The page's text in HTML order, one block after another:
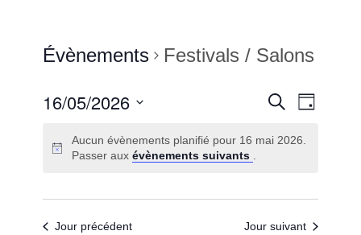
Évènements Festivals / Salons
vues
Recherche
de
Jour
16/05/2026
une
Aucun évènements planifié pour 16 mai 2026.
Passer auxévènements suivants
Jour précédent Jour suivant